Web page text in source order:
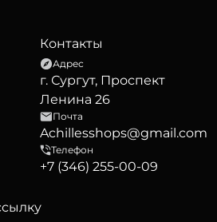
Контакты
Адрес
г. Сургут, Проспект
Ленина 26
Почта
Achillesshops@gmail.com
Телефон
+7 (346) 255-00-09